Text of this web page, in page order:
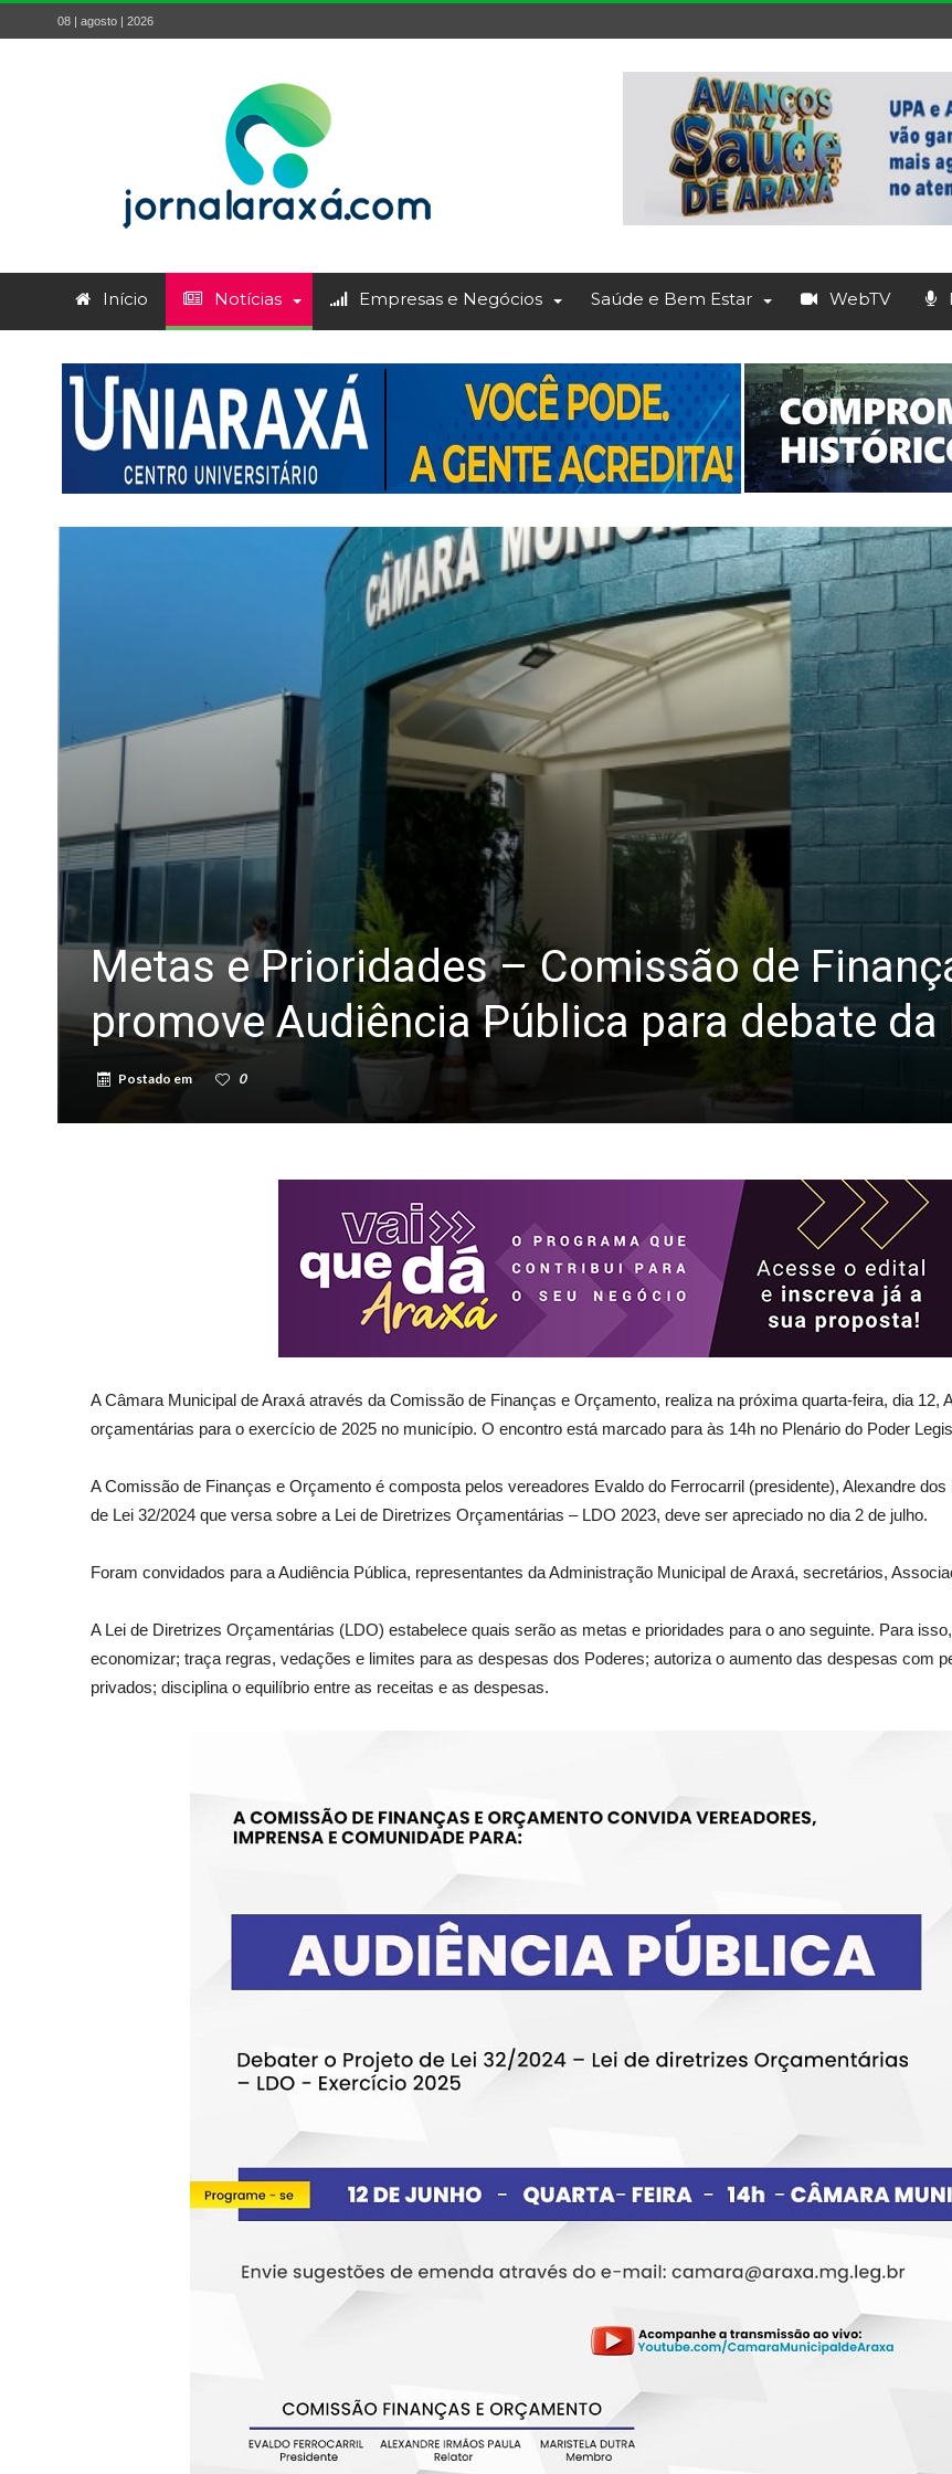
08 | agosto | 2026
Início Notícias Empresas e Negócios Saúde e Bem Estar WebTV
Metas e Prioridades – Comissão de
promove Audiência Pública para debate da
Postado em 0
A Câmara Municipal de Araxá através da Comissão de Finanças e Orçamento, realiza na próxima quarta-feira, dia 12,
orçamentárias para o exercício de 2025 no município. O encontro está marcado para às 14h no Plenário do Poder
A Comissão de Finanças e Orçamento é composta pelos vereadores Evaldo do Ferrocarril (presidente), Alexandre
de Lei 32/2024 que versa sobre a Lei de Diretrizes Orçamentárias – LDO 2023, deve ser apreciado no dia 2 de julho.
Foram convidados para a Audiência Pública, representantes da Administração Municipal de Araxá, secretários,
A Lei de Diretrizes Orçamentárias (LDO) estabelece quais serão as metas e prioridades para o ano seguinte. Para
economizar; traça regras, vedações e limites para as despesas dos Poderes; autoriza o aumento das despesas com
privados; disciplina o equilíbrio entre as receitas e as despesas.